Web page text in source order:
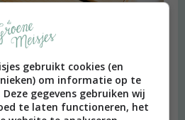
Heimwee
gebruikt cookies (en
om informatie op te
gegevens gebruiken wij
te laten functioneren, het